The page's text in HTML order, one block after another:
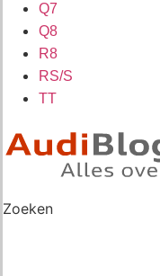
Q7
Q8
R8
RS/S
TT
Zoeken